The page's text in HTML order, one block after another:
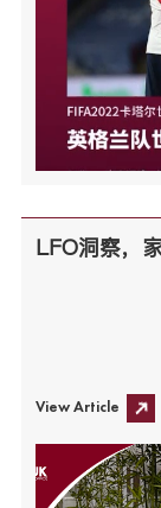
LFO洞察，
View Article